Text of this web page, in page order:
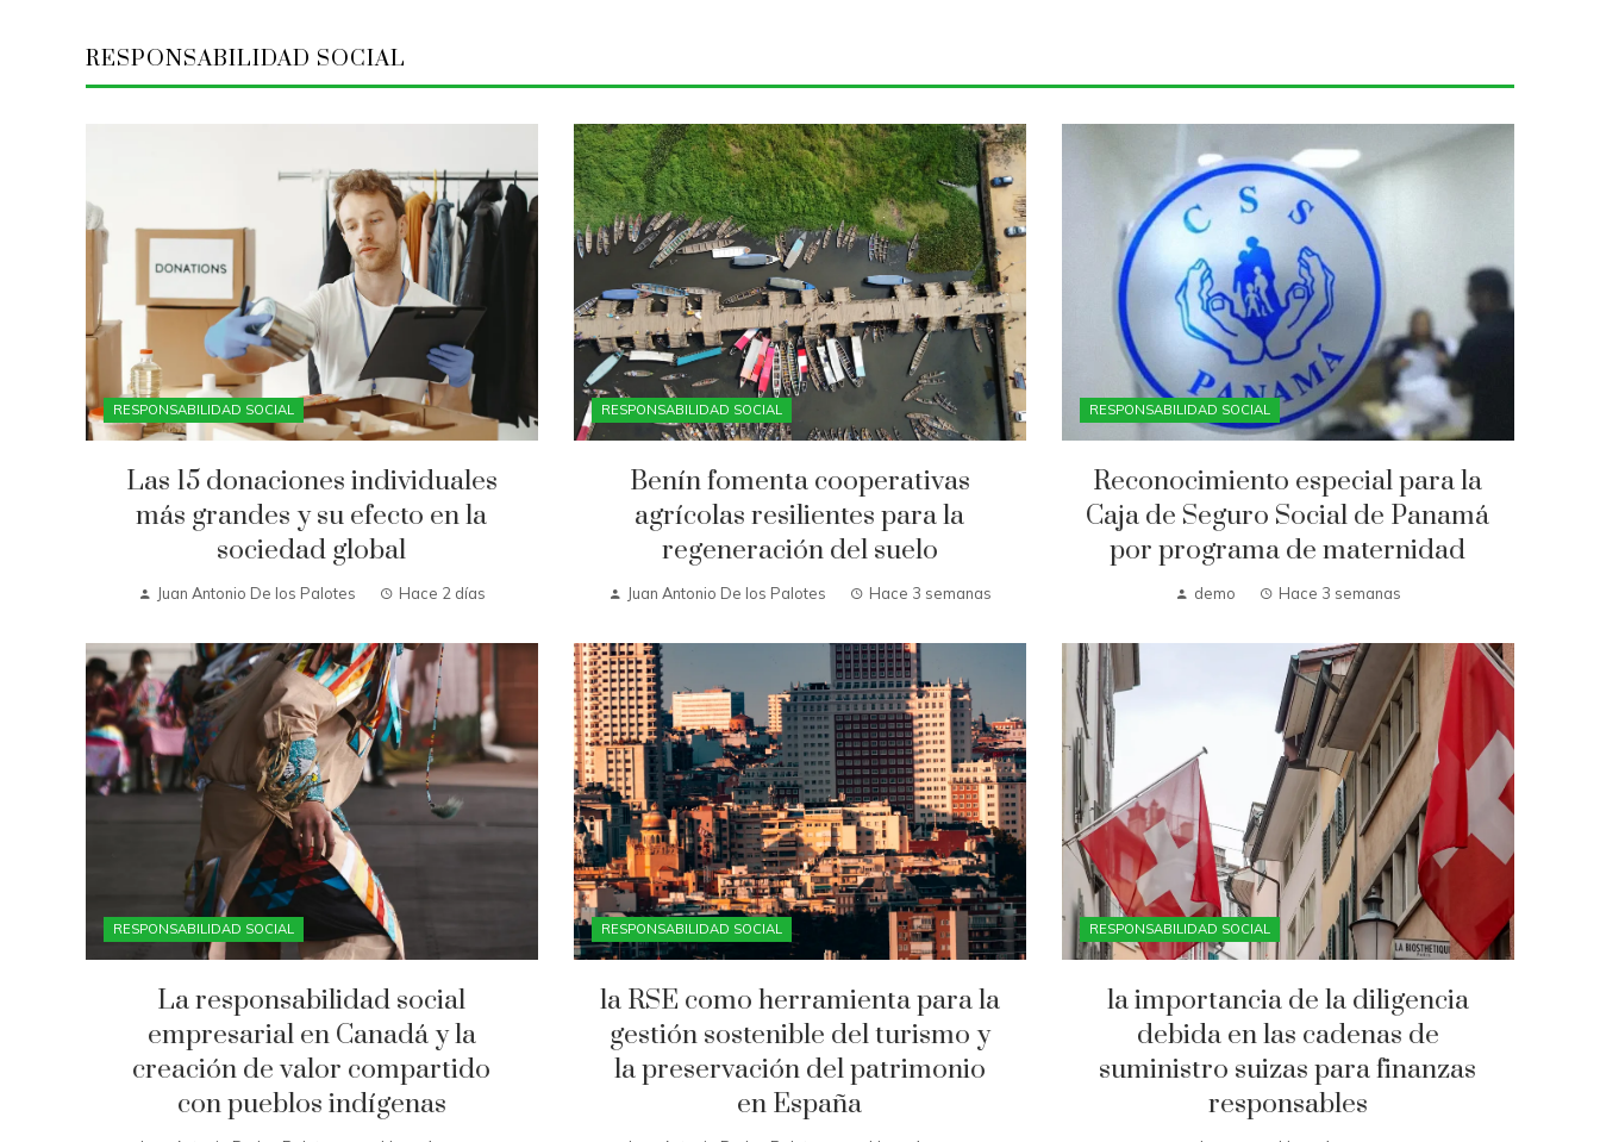
RESPONSABILIDAD SOCIAL
RESPONSABILIDAD SOCIAL
Las 15 donaciones individuales
más grandes y su efecto en la
sociedad global
Juan Antonio De los Palotes Hace 2 días
RESPONSABILIDAD SOCIAL
Benín fomenta cooperativas
agrícolas resilientes para la
regeneración del suelo
Juan Antonio De los Palotes Hace 3 semanas
RESPONSABILIDAD SOCIAL
Reconocimiento especial para la
Caja de Seguro Social de Panamá
por programa de maternidad
demo Hace 3 semanas
RESPONSABILIDAD SOCIAL
La responsabilidad social
empresarial en Canadá y la
creación de valor compartido
con pueblos indígenas
RESPONSABILIDAD SOCIAL
la RSE como herramienta para la
gestión sostenible del turismo y
la preservación del patrimonio
en España
RESPONSABILIDAD SOCIAL
la importancia de la diligencia
debida en las cadenas de
suministro suizas para finanzas
responsables